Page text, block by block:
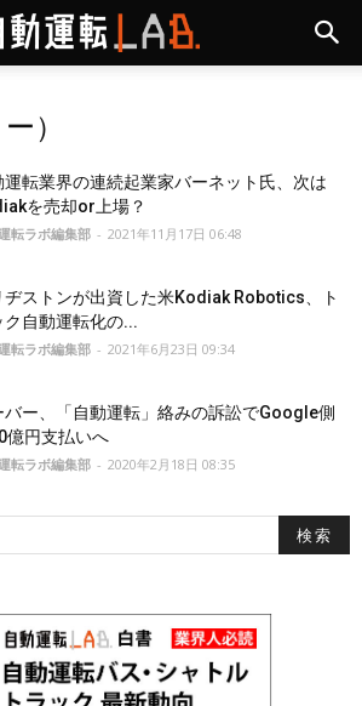
）
運転業界の連続起業家バーネット氏、次は
を売却or上場？
転ラボ編集部 - 2021年11月17日 06:48
ヂストンが出資した米Kodiak Robotics、ト
ク自動運転化の...
転ラボ編集部 - 2021年6月23日 09:34
バー、「自動運転」絡みの訴訟でGoogle側
億円支払いへ
転ラボ編集部 - 2020年2月18日 08:35